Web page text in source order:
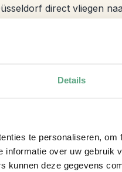
Details
te personaliseren,
informatie over uw gebruik
kunnen deze gegevens
direct vliegen
bij de Montenegro-
voor de
en met flextarieven.
autotype en aantal